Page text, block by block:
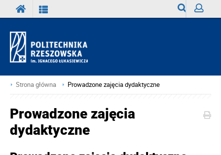
Strona główna Prowadzone zajęcia dydaktyczne
Prowadzone zajęcia
dydaktyczne